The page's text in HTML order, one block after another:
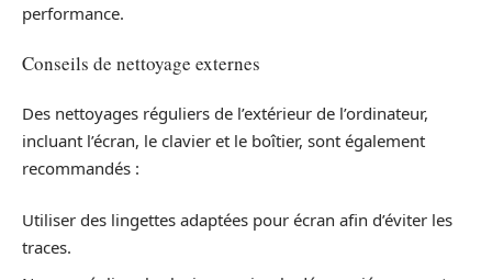
performance.
Conseils de nettoyage externes
Des nettoyages réguliers de l’extérieur de l’ordinateur,
incluant l’écran, le clavier et le boîtier, sont également
recommandés :
Utiliser des lingettes adaptées pour écran afin d’éviter les
traces.